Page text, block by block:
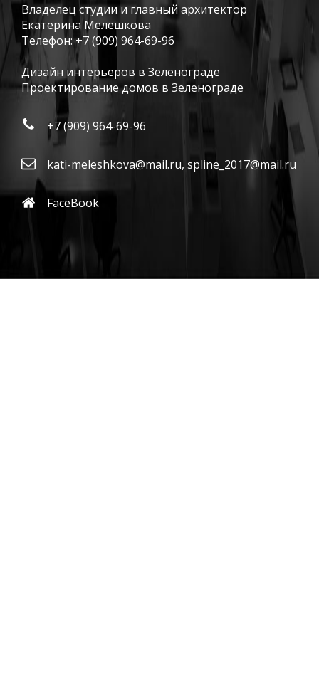
Владелец студии и главный архитектор
Екатерина Мелешкова
Телефон:+7 (909) 964-69-96
Дизайн интерьеров в Зеленограде
Проектирование домов в Зеленограде
+7 (909) 964-69-96
kati-meleshkova@mail.ru, spline_2017@mail.ru
FaceBook